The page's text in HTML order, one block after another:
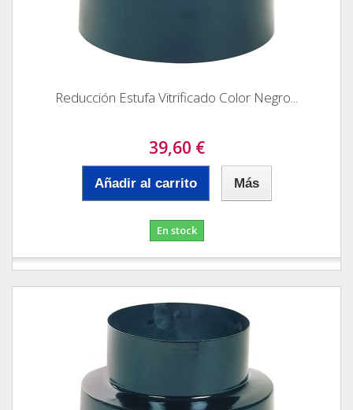
Reducción Estufa Vitrificado Color Negro...
39,60 €
Añadir al carrito Más
En stock